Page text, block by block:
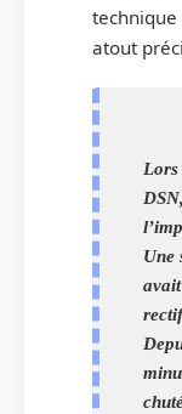
atout
Lors
Une